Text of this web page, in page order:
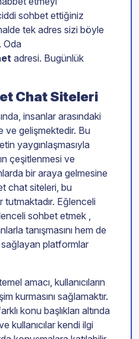
sohbet ettiğiniz
tek adres sizi böyle
Oda
adresi. Bugünlük
Chat Siteleri
insanlar arasındaki
ve gelişmektedir. Bu
yaygınlaşmasıyla
çeşitlenmesi ve
bir araya gelmesine
chat siteleri, bu
Eğlenceli
sohbet etmek ,
tanışmasını hem de
platformlar
amacı, kullanıcıların
kurmasını sağlamaktır.
konu başlıkları altında
kullanıcılar kendi ilgi